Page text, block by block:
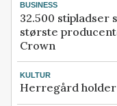
BUSINESS
32.500 stipladser
største
Crown
KULTUR
Herregård